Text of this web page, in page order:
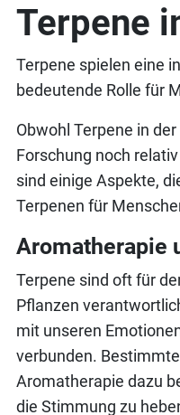
Terpene
Terpene spielen eine
bedeutende Rolle für
Obwohl Terpene in
Forschung noch
sind einige Aspekte,
Terpenen für
Aromatherapie
Terpene sind oft für
Pflanzen
mit unseren
verbunden.
Aromatherapie dazu
die Stimmung zu